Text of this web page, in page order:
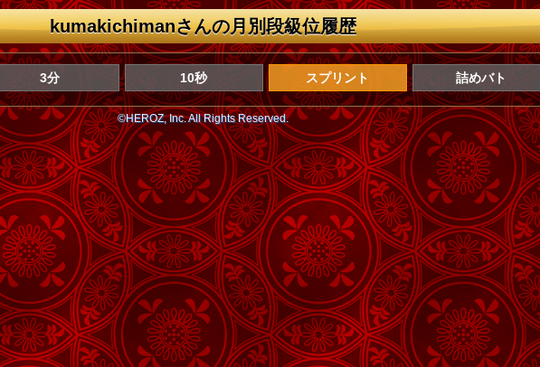
kumakichimanさんの月別段級位履歴
3分 10秒 スプリント 詰めバト
©HEROZ, Inc. All Rights Reserved.